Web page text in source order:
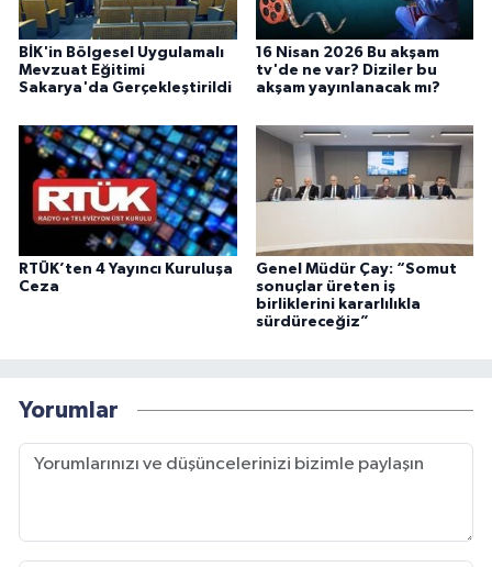
BİK'in Bölgesel Uygulamalı
Mevzuat Eğitimi
Sakarya'da Gerçekleştirildi
16 Nisan 2026 Bu akşam
tv'de ne var? Diziler bu
akşam yayınlanacak mı?
RTÜK’ten 4 Yayıncı Kuruluşa
Ceza
Genel Müdür Çay: “Somut
sonuçlar üreten iş
birliklerini kararlılıkla
sürdüreceğiz”
Yorumlar